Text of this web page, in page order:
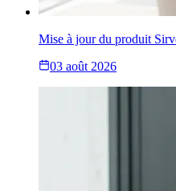
Mise à jour du produit
03 août 2026